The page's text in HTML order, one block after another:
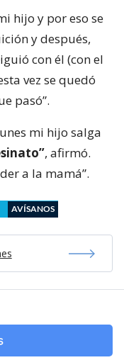
hijo y por eso se
y después,
con él (con el
vez se quedó
pasó”.
mi hijo salga
, afirmó.
a la mamá”.
AVÍSANOS